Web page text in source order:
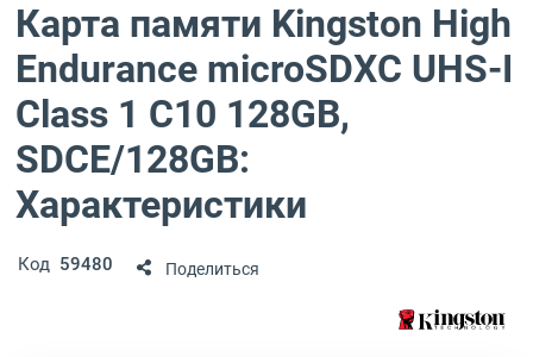
Карта памяти Kingston High
Endurance microSDXC UHS-I
Class 1 C10 128GB,
SDCE/128GB:
Характеристики
Код 59480 Поделиться